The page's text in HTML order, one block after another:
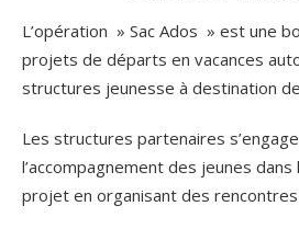
L’opération » Sac Ados » est une
projets de départs en vacances
structures jeunesse à destination
Les structures partenaires
l’accompagnement des jeunes
projet en organisant des